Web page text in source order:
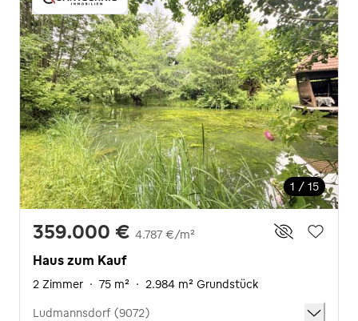
1 / 15
359.000 € 4.787 €/m²
Haus zum Kauf
2 Zimmer · 75 m² · 2.984 m² Grundstück
Ludmannsdorf (9072)